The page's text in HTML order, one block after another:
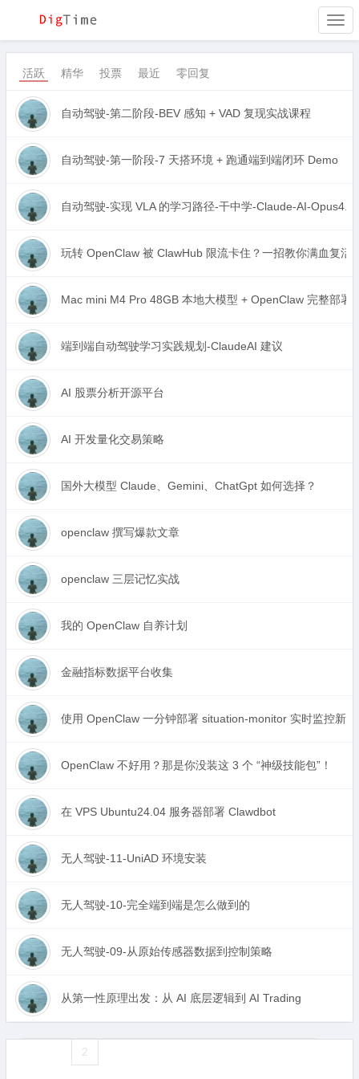
活跃 精华 投票 最近 零回复
自动驾驶-第二阶段-BEV 感知 + VAD 复现实战课程
自动驾驶-第一阶段-7 天搭环境 + 跑通端到端闭环 Demo
自动驾驶-实现 VLA 的学习路径-干中学-Claude-AI-Opus4.6
玩转 OpenClaw 被 ClawHub 限流卡住？一招教你满血复活
Mac mini M4 Pro 48GB 本地大模型 + OpenClaw 完整部署
端到端自动驾驶学习实践规划-ClaudeAI 建议
AI 股票分析开源平台
AI 开发量化交易策略
国外大模型 Claude、Gemini、ChatGpt 如何选择？
openclaw 撰写爆款文章
openclaw 三层记忆实战
我的 OpenClaw 自养计划
金融指标数据平台收集
使用 OpenClaw 一分钟部署 situation-monitor 实时监控新
OpenClaw 不好用？那是你没装这 3 个 “神级技能包”！
在 VPS Ubuntu24.04 服务器部署 Clawdbot
无人驾驶-11-UniAD 环境安装
无人驾驶-10-完全端到端是怎么做到的
无人驾驶-09-从原始传感器数据到控制策略
从第一性原理出发：从 AI 底层逻辑到 AI Trading
2